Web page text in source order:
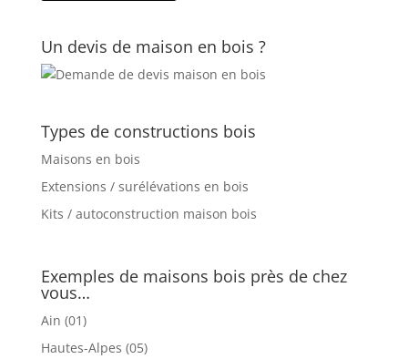
Un devis de maison en bois ?
Types de constructions bois
Maisons en bois
Extensions / surélévations en bois
Kits / autoconstruction maison bois
Exemples de maisons bois près de chez
vous…
Ain (01)
Hautes-Alpes (05)